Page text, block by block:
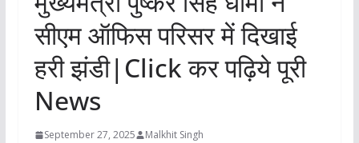
सीएम ऑफिस परिसर में दिखाई
हरी झंडी|Click कर पढ़िये पूरी
News
September 27, 2025 Malkhit Singh